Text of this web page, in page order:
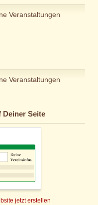
Veranstaltungen
Veranstaltungen
Deiner Seite
jetzt erstellen